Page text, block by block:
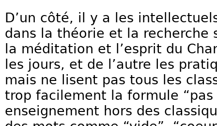
D’un côté, il y a les
dans la théorie et la recherche
la méditation et l’esprit du
les jours, et de l’autre les
mais ne lisent pas tous les
trop facilement la formule “pas
enseignement hors des